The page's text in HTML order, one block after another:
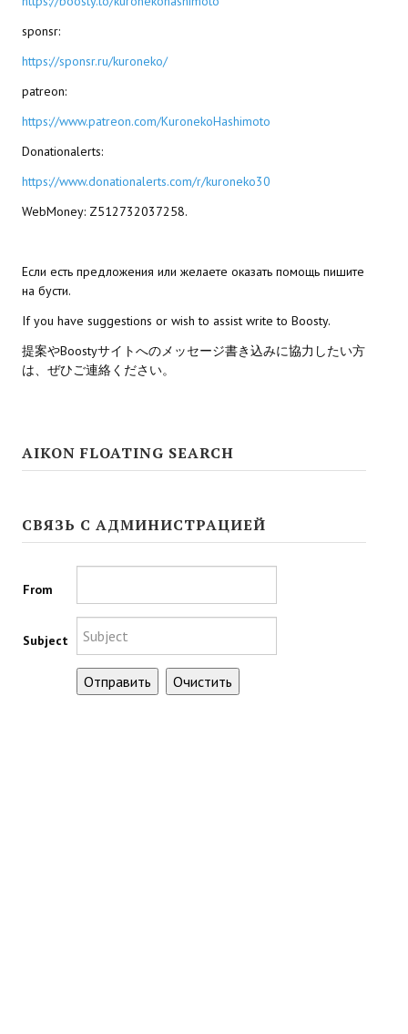
sponsr:
https://sponsr.ru/kuroneko/
patreon:
https://www.patreon.com/KuronekoHashimoto
Donationalerts:
https://www.donationalerts.com/r/kuroneko30
WebMoney: Z512732037258.
Если есть предложения или желаете оказать помощь пишите
на бусти.
If you have suggestions or wish to assist write to Boosty.
提案やBoostyサイトへのメッセージ書き込みに協力したい方
は、ぜひご連絡ください。
AIKON FLOATING SEARCH
СВЯЗЬ С АДМИНИСТРАЦИЕЙ
From
Subject